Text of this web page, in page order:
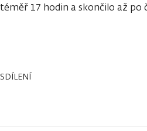
téměř 17 hodin a skončilo až po
SDÍLENÍ